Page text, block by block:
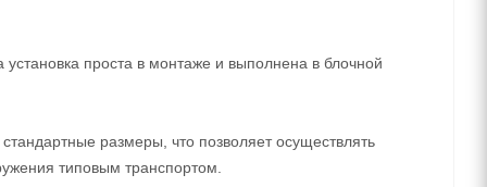
проста в монтаже и выполнена в блочной
размеры, что позволяет осуществлять
типовым транспортом.